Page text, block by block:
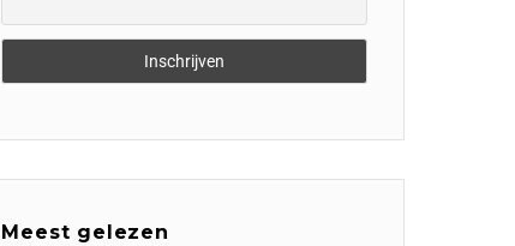
Meest gelezen